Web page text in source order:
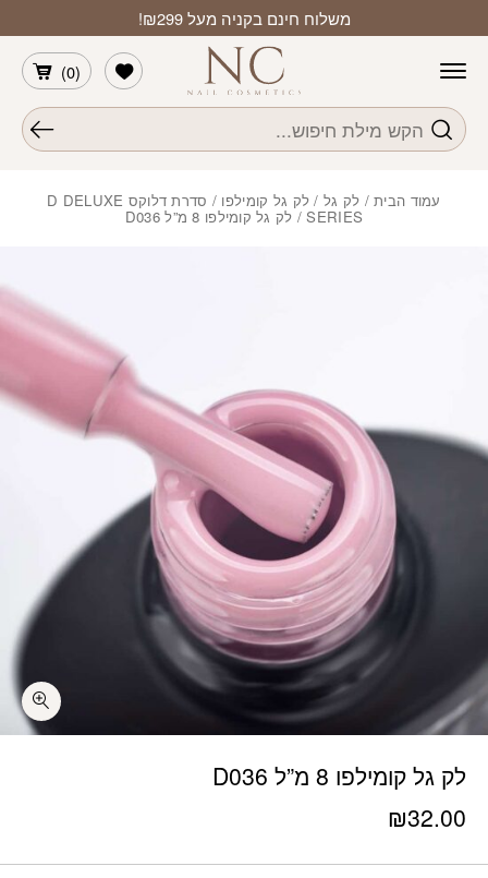
משלוח חינם בקניה מעל ₪299!
חיפוש
(
0
)
הרשימה שלי
עמוד הבית/ לק גל / לק גל קומילפו / סדרת דלוקס D DELUXE
SERIES/ לק גל קומילפו 8 מ”ל D036
לק גל קומילפו 8 מ”ל D036
₪32.00